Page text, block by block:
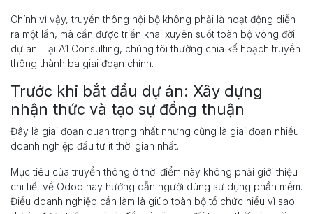
Chính vì vậy, truyền thông nội bộ không phải là hoạt động diễn
ra một lần, mà cần được triển khai xuyên suốt toàn bộ vòng đời
dự án. Tại A1 Consulting, chúng tôi thường chia kế hoạch truyền
thông thành ba giai đoạn chính.
Trước khi bắt đầu dự án: Xây dựng
nhận thức và tạo sự đồng thuận
Đây là giai đoạn quan trọng nhất nhưng cũng là giai đoạn nhiều
doanh nghiệp đầu tư ít thời gian nhất.
Mục tiêu của truyền thông ở thời điểm này không phải giới thiệu
chi tiết về Odoo hay hướng dẫn người dùng sử dụng phần mềm.
Điều doanh nghiệp cần làm là giúp toàn bộ tổ chức hiểu vì sao